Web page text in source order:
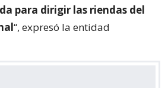
para dirigir las riendas del
“, expresó la entidad